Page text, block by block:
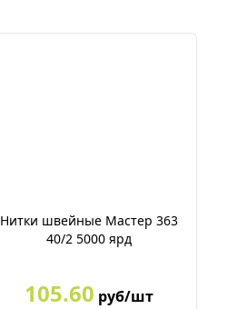
Нитки швейные Мастер 363
40/2 5000 ярд
105.60 руб/шт